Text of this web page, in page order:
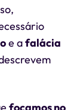
e afalácia
focamos no